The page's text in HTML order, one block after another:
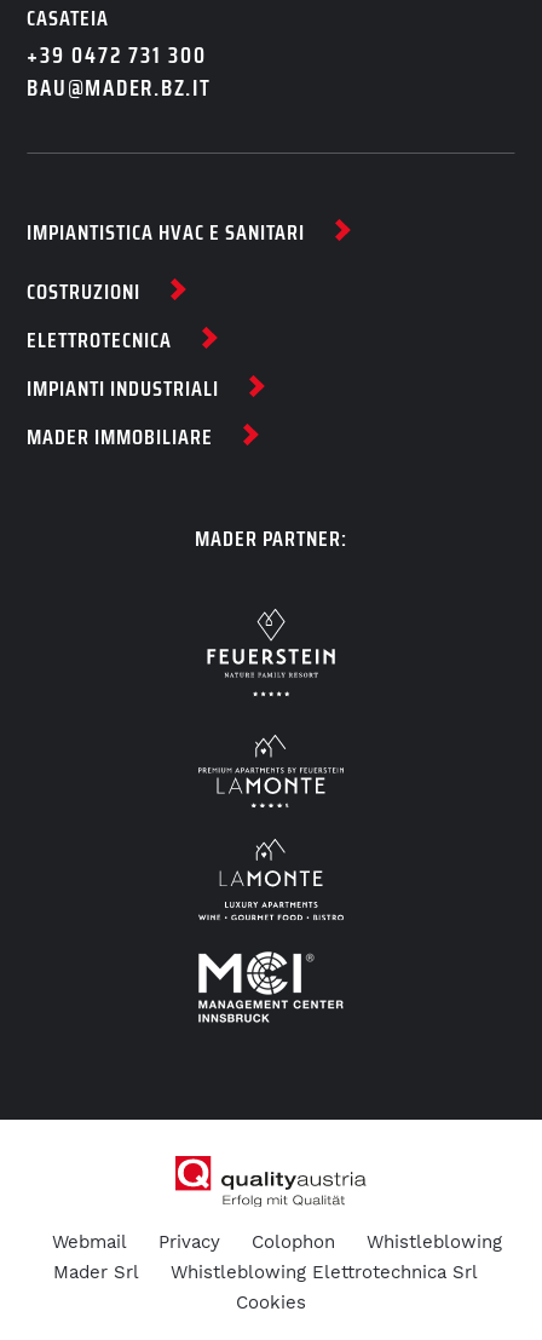
CASATEIA
+39 0472 731 300
BAU@MADER.BZ.IT
IMPIANTISTICA HVAC E SANITARI
COSTRUZIONI
ELETTROTECNICA
IMPIANTI INDUSTRIALI
MADER IMMOBILIARE
MADER PARTNER:
Webmail Privacy Colophon
Whistleblowing
Mader Srl
Whistleblowing Elettrotechnica Srl
Cookies